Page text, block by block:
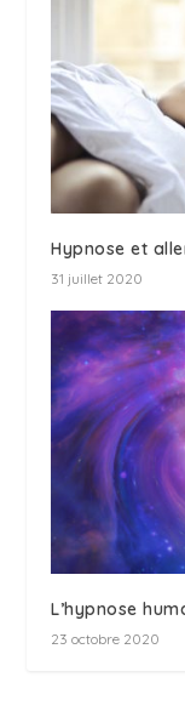
Hypnose et
31 juillet 2020
L’hypnose
23 octobre 2020